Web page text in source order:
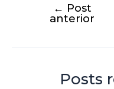
← Post
anterior
Posts